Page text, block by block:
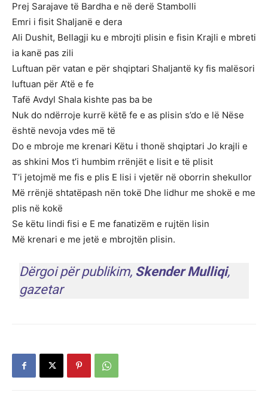
Prej Sarajave të Bardha e në derë Stambolli
Emri i fisit Shaljanë e dera
Ali Dushit, Bellagji ku e mbrojti plisin e fisin Krajli e mbreti
ia kanë pas zili
Luftuan për vatan e për shqiptari Shaljantë ky fis malësori
luftuan për A’të e fe
Tafë Avdyl Shala kishte pas ba be
Nuk do ndërroje kurrë këtē fe e as plisin s’do e lë Nëse
është nevoja vdes më të
Do e mbroje me krenari Këtu i thonë shqiptari Jo krajli e
as shkini Mos t’i humbim rrënjët e lisit e të plisit
T’i jetojmë me fis e plis E lisi i vjetër në oborrin shekullor
Më rrënjë shtatëpash nën tokë Dhe lidhur me shokë e me
plis në kokë
Se këtu lindi fisi e E me fanatizëm e rujtën lisin
Më krenari e me jetë e mbrojtën plisin.
Dërgoi për publikim, Skender Mulliqi,
gazetar